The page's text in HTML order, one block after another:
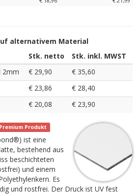
alternativem Material
Stk. netto
Stk. inkl. MWST
2mm
€ 29,90
€ 35,60
€ 23,86
€ 28,40
€ 20,08 € 23,90
Premium Produkt
ist eine
bestehend aus
beschichteten
und einem
Es
und rostfrei. Der Druck ist UV fest